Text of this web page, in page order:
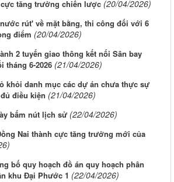
tăng trưởng chiến lược (20/04/2026)
rút' về mặt bằng, thi công đối với 6
điểm (20/04/2026)
2 tuyến giao thông kết nối Sân bay
tháng 6-2026 (21/04/2026)
khỏi danh mục các dự án chưa thực sự
điều kiện (21/04/2026)
bấm nút lịch sử (22/04/2026)
Nai thành cực tăng trưởng mới của
bố quy hoạch đồ án quy hoạch phân
khu Đại Phước 1 (22/04/2026)